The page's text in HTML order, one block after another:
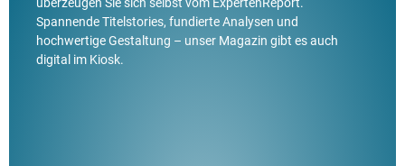
Spannende Titelstories, fundierte Analysen und
hochwertige Gestaltung – unser Magazin gibt es auch
digital im Kiosk.